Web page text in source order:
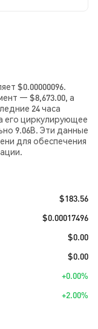
$0.00000096.
— $8,673.00, а
24 часа
его циркулирующее
9.06B. Эти данные
для обеспечения
$183.56
$0.00017496
$0.00
$0.00
+0.00%
+2.00%